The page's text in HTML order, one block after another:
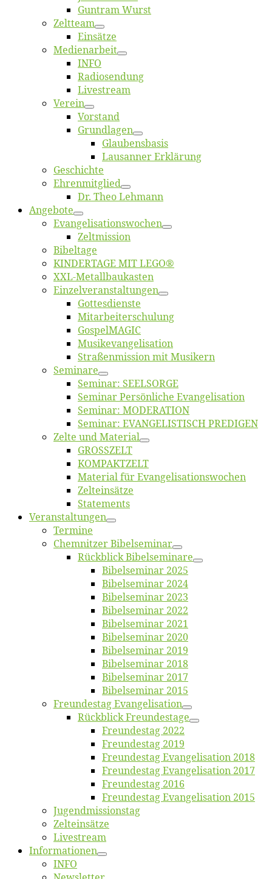
Gun­tram Wurst
Zelt­team
Ein­sät­ze
Me­di­en­ar­beit
INFO
Ra­dio­sen­dung
Live­stream
Ver­ein
Vor­stand
Grund­la­gen
Glaubens­ba­sis
Lausan­ner Erklärung
Ge­schich­te
Eh­ren­mit­glied
Dr. Theo Lehmann
An­ge­bo­te
Evangelisa­tions­wo­chen
Zelt­mis­si­on
Bi­bel­ta­ge
KINDERTAGE MIT LEGO®
XXL-Me­­tal­l­­bau­­kas­­ten
Einzelver­an­stal­tungen
Got­tes­diens­te
Mitarbeiter­schulung
Gos­pel­MA­GIC
Musikevan­ge­li­sa­tion
Straßenmis­sion mit Musikern
Se­mi­na­re
Se­mi­nar: SEELSORGE
Se­mi­nar Per­sön­li­che Evangelisation
Se­mi­nar: MODERATION
Se­mi­nar: EVANGELISTISCH PREDIGEN
Zel­te und Material
GROSSZELT
KOMPAKTZELT
Ma­te­ri­al für Evangelisationswochen
Zelt­ein­sät­ze
State­ments
Ver­an­stal­tun­gen
Ter­mi­ne
Chemnit­zer Bibelseminar
Rück­blick Bibelseminare
Bi­bel­se­mi­nar 2025
Bi­bel­se­mi­nar 2024
Bi­bel­se­mi­nar 2023
Bi­bel­se­mi­nar 2022
Bi­bel­se­mi­nar 2021
Bi­bel­se­mi­nar 2020
Bi­bel­se­mi­nar 2019
Bi­bel­se­mi­nar 2018
Bibelsemi­nar 2017
Bibelsemi­nar 2015
Freun­des­tag Evangelisation
Rück­blick Freundestage
Freun­des­tag 2022
Freun­des­tag 2019
Freun­des­tag Evan­ge­li­sa­ti­on 2018
Freun­des­tag Evan­ge­li­sa­ti­on 2017
Freun­des­tag 2016
Freun­des­tag Evan­ge­li­sa­ti­on 2015
Jugend­mis­sions­tag
Zelt­ein­sät­ze
Live­stream
Informatio­nen
INFO